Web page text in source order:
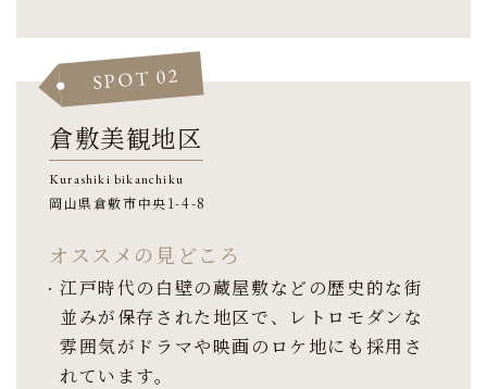
SPOT 02
倉敷美観地区
Kurashiki bikanchiku
岡山県倉敷市中央1-4-8
オススメの見どころ
江戸時代の白壁の蔵屋敷などの歴史的な街
並みが保存された地区で、レトロモダンな
雰囲気がドラマや映画のロケ地にも採用さ
れています。